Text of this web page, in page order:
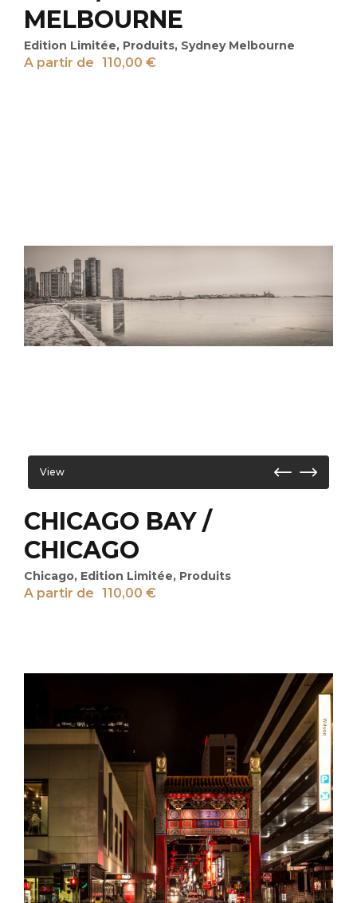
MELBOURNE
Edition Limitée, Produits, Sydney Melbourne
A partir de 110,00 €
View
CHICAGO BAY /
CHICAGO
Chicago, Edition Limitée, Produits
A partir de 110,00 €